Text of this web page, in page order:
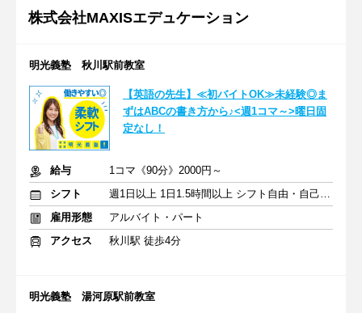
株式会社MAXISエデュケーション
明光義塾 秋川駅前教室
【英語の先生】≪初バイトOK≫未経験◎ま
ずはABCの書き方から♪<週1コマ～>曜日固
定なし！
給与
1コマ《90分》2000円～
シフト
週1日以上 1日1.5時間以上 シフト自由・自己申告
雇用形態
アルバイト・パート
アクセス
秋川駅 徒歩4分
明光義塾 湯河原駅前教室